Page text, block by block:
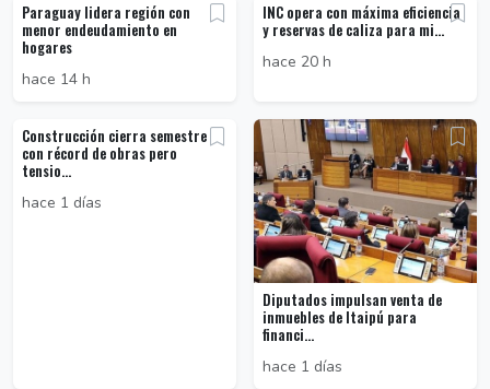
Paraguay lidera región con
menor endeudamiento en
hogares
hace 14 h
INC opera con máxima eficiencia
y reservas de caliza para mi...
hace 20 h
Construcción cierra semestre
con récord de obras pero
tensio...
hace 1 días
Diputados impulsan venta de
inmuebles de Itaipú para
financi...
hace 1 días